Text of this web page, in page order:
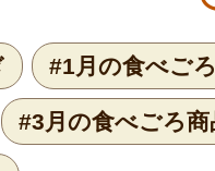
#1月の食べご
#3月の食べごろ商